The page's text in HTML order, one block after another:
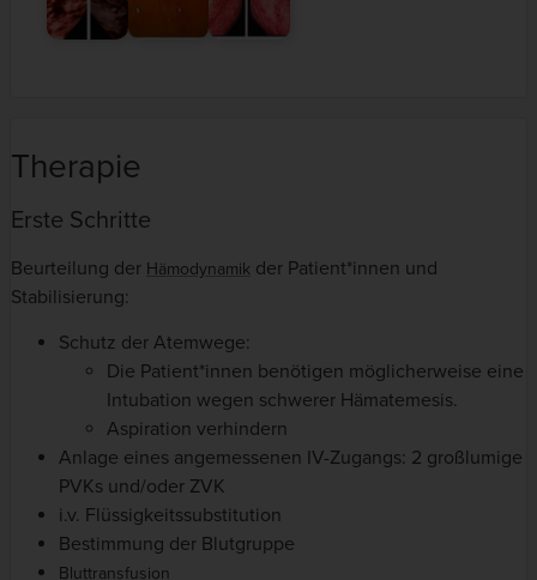
Therapie
Erste Schritte
Beurteilung der Hämodynamik der Patient*innen und
Stabilisierung:
Schutz der Atemwege:
Die Patient*innen benötigen möglicherweise eine
Intubation wegen schwerer Hämatemesis.
Aspiration verhindern
Anlage eines angemessenen IV-Zugangs: 2 großlumige
PVKs und/oder ZVK
i.v. Flüssigkeitssubstitution
Bestimmung der Blutgruppe
Bluttransfusion